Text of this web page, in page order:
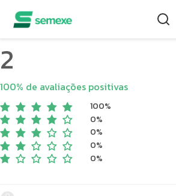
2
100% de avaliações positivas
100%
0%
0%
0%
0%